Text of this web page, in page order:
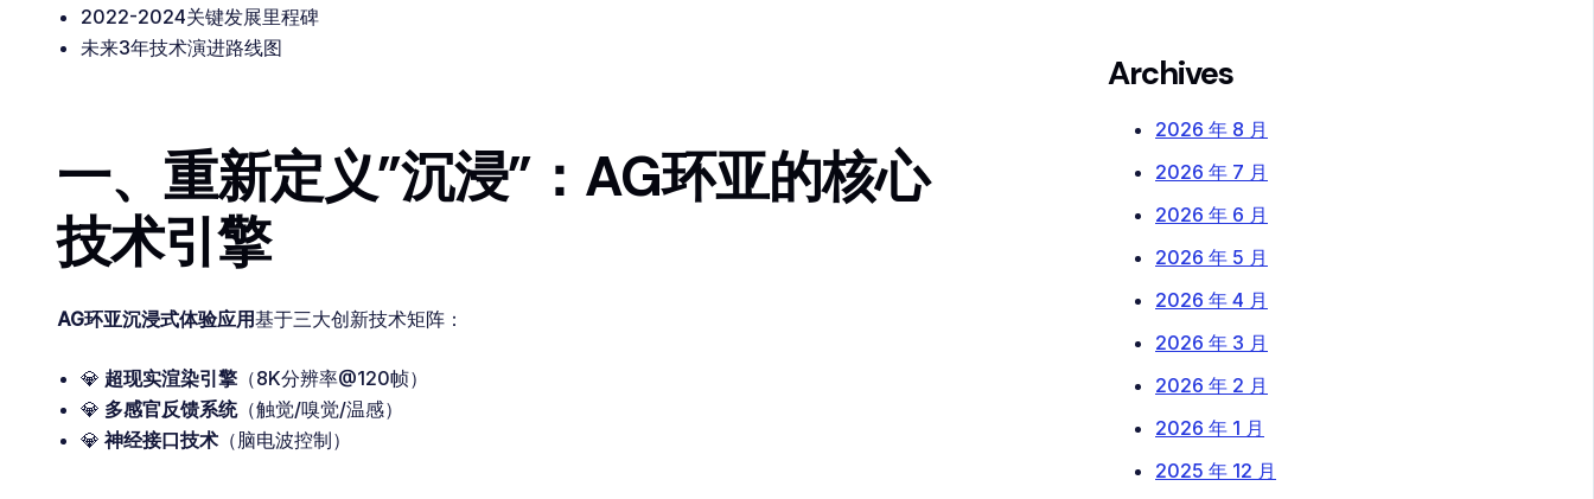
2022-2024关键发展里程碑
未来3年技术演进路线图
一、重新定义”沉浸”：AG环亚的核心
技术引擎
AG环亚沉浸式体验应用基于三大创新技术矩阵：
💎 超现实渲染引擎 （8K分辨率@120帧）
💎 多感官反馈系统（触觉/嗅觉/温感）
💎 神经接口技术 （脑电波控制）
Archives
2026 年 8 月
2026 年 7 月
2026 年 6 月
2026 年 5 月
2026 年 4 月
2026 年 3 月
2026 年 2 月
2026 年 1 月
2025 年 12 月